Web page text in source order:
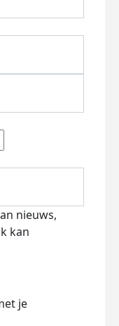
nieuws,
kan
je